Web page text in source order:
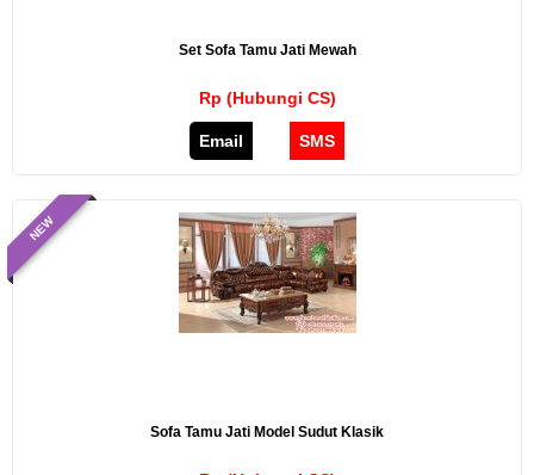
Set Sofa Tamu Jati Mewah
Rp (Hubungi CS)
Email SMS
NEW
Sofa Tamu Jati Model Sudut Klasik